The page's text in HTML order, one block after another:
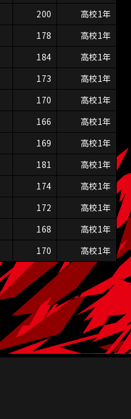
200
高校1年
178
高校1年
184
高校1年
173
高校1年
170
高校1年
166
高校1年
169
高校1年
181
高校1年
174
高校1年
172
高校1年
168
高校1年
170 高校1年